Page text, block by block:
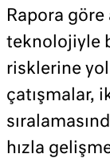
Rapora
teknolojiyle
risklerine yol
çatışmalar,
hızla